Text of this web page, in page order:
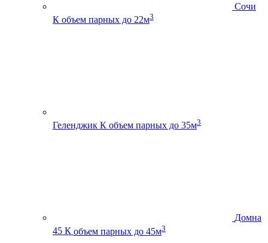
Сочи
К объем парных до 22м3
Геленджик К объем парных до 35м3
Домна
45 К объем парных до 45м3